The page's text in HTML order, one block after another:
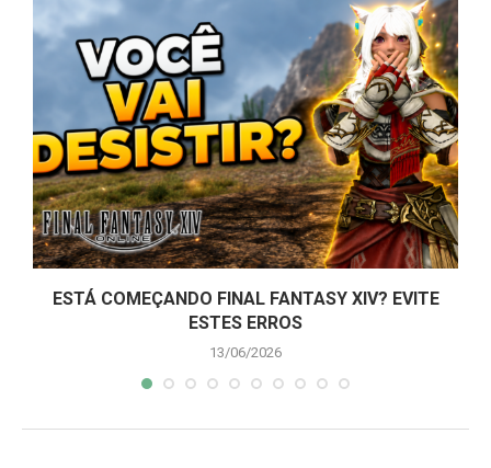
ESTÁ COMEÇANDO FINAL FANTASY XIV? EVITE
ESTES ERROS
13/06/2026